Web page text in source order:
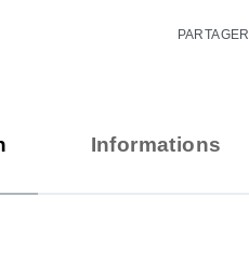
PARTAGER
Informations